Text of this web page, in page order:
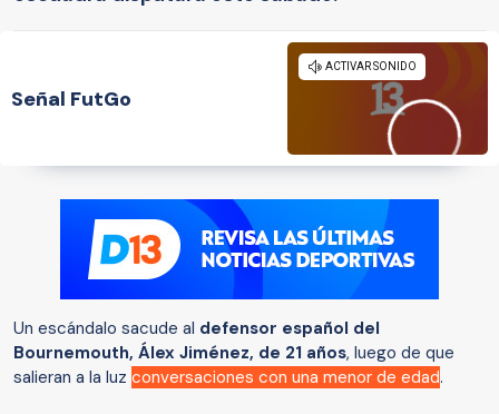
Señal FutGo
Un escándalo sacude al defensor español del
Bournemouth, Álex Jiménez, de 21 años, luego de que
salieran a la luz conversaciones con una menor de edad.